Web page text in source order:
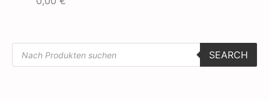
Products
search
SEARCH